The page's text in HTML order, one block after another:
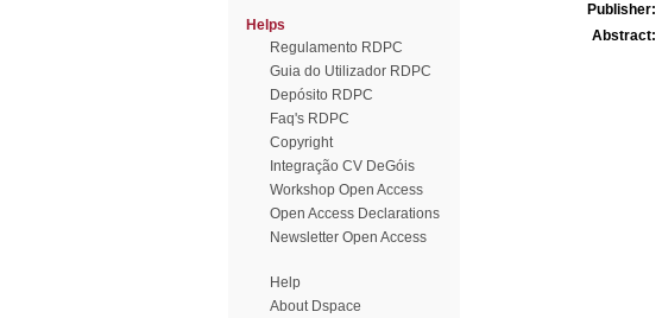
Helps
Regulamento RDPC
Guia do Utilizador RDPC
Depósito RDPC
Faq's RDPC
Copyright
Integração CV DeGóis
Workshop Open Access
Open Access Declarations
Newsletter Open Access
Help
About Dspace
Publisher:
Abstract: